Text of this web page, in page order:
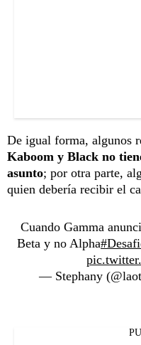
De igual forma, algunos
Kaboom y Black no
asunto; por otra parte,
quien debería recibir el
Cuando Gamma
Beta y no Alpha
— Stephany